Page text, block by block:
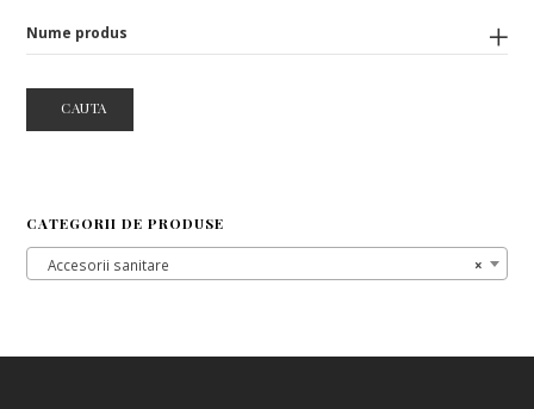
Nume produs
CAUTA
CATEGORII DE PRODUSE
×
Accesorii sanitare